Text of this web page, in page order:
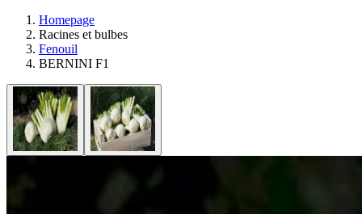
Homepage
Racines et bulbes
Fenouil
BERNINI F1